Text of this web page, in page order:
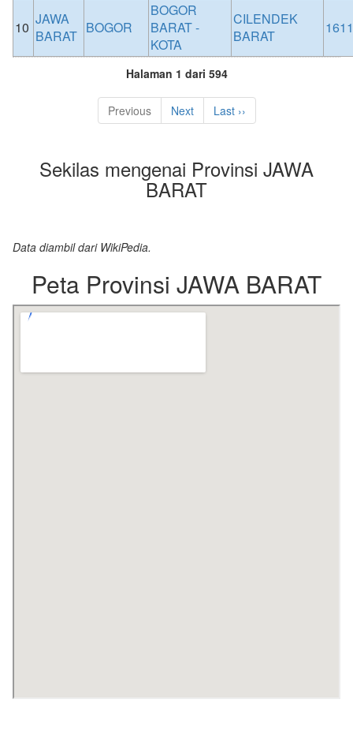
10 JAWA
BARAT BOGOR
BOGOR
BARAT -
KOTA
CILENDEK
BARAT
Halaman 1 dari 594
Previous Next Last ››
Sekilas mengenai Provinsi JAWA
BARAT
Data diambil dari WikiPedia.
Peta Provinsi JAWA BARAT